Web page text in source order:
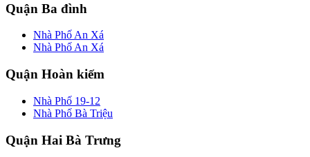
Quận Ba đình
Nhà Phố An Xá
Nhà Phố An Xá
Quận Hoàn kiếm
Nhà Phố 19-12
Nhà Phố Bà Triệu
Quận Hai Bà Trưng